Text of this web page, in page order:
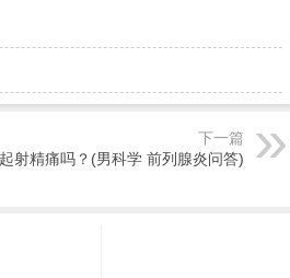
下一篇
射精痛吗？(男科学 前列腺炎问答)